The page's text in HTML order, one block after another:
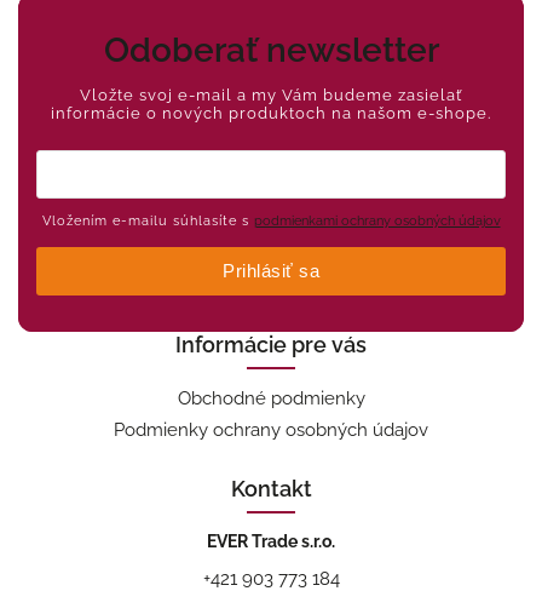
Odoberať newsletter
Vložte svoj e-mail a my Vám budeme zasielať
informácie o nových produktoch na našom e-shope.
Vložením e-mailu súhlasíte s podmienkami ochrany osobných údajov
Prihlásiť sa
Informácie pre vás
Obchodné podmienky
Podmienky ochrany osobných údajov
Kontakt
EVER Trade s.r.o.
+421 903 773 184